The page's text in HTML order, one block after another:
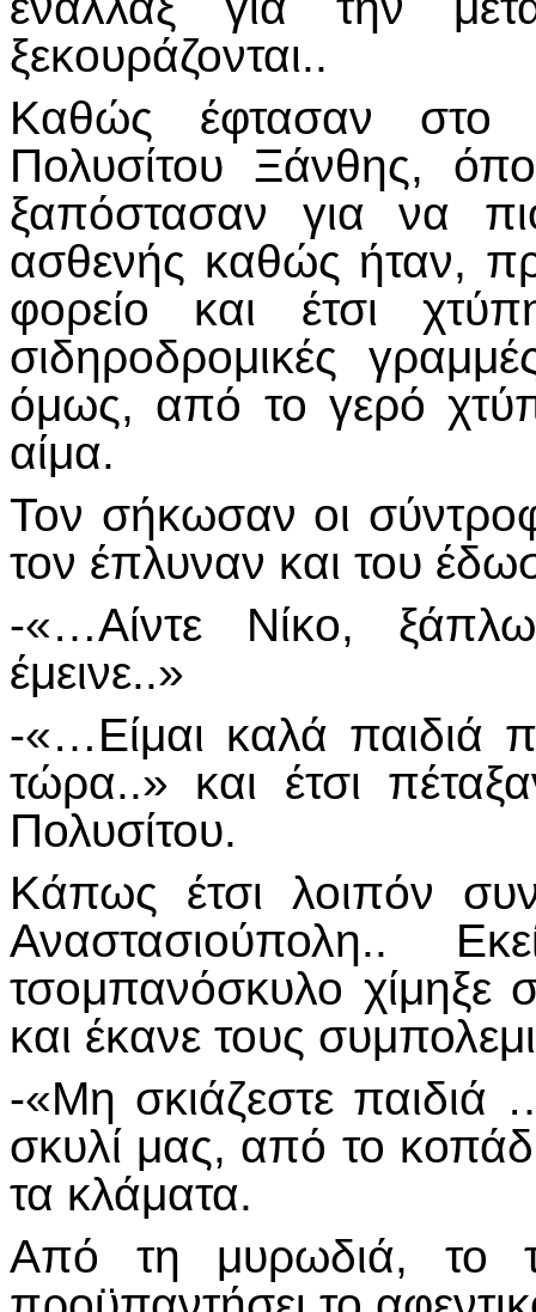
ξεκουράζονται..
Καθώς έφτασαν στο
Πολυσίτου Ξάνθης,
ξαπόστασαν για να
ασθενής καθώς ήταν,
φορείο και έτσι
σιδηροδρομικές
όμως, από το γερό
αίμα.
Τον σήκωσαν οι
τον έπλυναν και του
-«…Αίντε Νίκο,
έμεινε..»
-«…Είμαι καλά
τώρα..» και έτσι
Πολυσίτου.
Κάπως έτσι λοιπόν
Αναστασιούπολη..
τσομπανόσκυλο χίμηξε
και έκανε τους
-«Μη σκιάζεστε παιδιά
σκυλί μας, από το
τα κλάματα.
Από τη μυρωδιά, το